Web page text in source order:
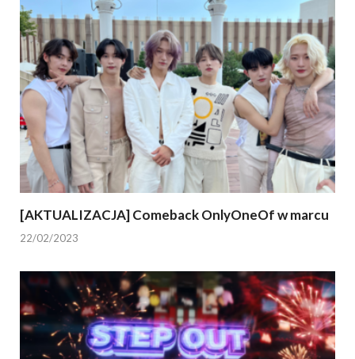
[AKTUALIZACJA] Comeback OnlyOneOf w marcu
22/02/2023